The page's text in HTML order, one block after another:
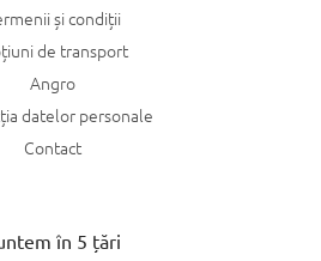
și condiții
de transport
Angro
datelor personale
Contact
în 5 țări